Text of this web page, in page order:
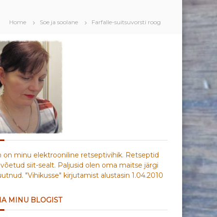
Home Soe ja soolane Farfalle-suitsuvorsti roog
on minu elektrooniline retseptivihik. Retseptid
siit-sealt. Paljusid olen oma maitse järgi
"Vihikusse" kirjutamist alustasin 1.04.2010
MINU BLOGIST